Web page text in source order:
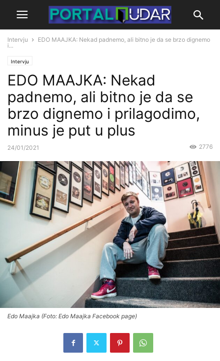
Intervju
EDO MAAJKA: Nekad padnemo, ali bitno je da se brzo dignemo
i...
Intervju
EDO MAAJKA: Nekad
padnemo, ali bitno je da se
brzo dignemo i prilagodimo,
minus je put u plus
24/01/2021 2776
Edo Maajka (Foto: Edo Maajka Facebook page)